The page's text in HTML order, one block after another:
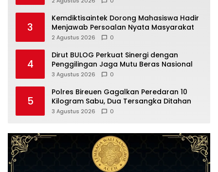
3
Kemdiktisaintek Dorong Mahasiswa Hadir
Menjawab Persoalan Nyata Masyarakat
2 Agustus 2026 0
4
Dirut BULOG Perkuat Sinergi dengan
Penggilingan Jaga Mutu Beras Nasional
3 Agustus 2026 0
5
Polres Bireuen Gagalkan Peredaran 10
Kilogram Sabu, Dua Tersangka Ditahan
3 Agustus 2026 0